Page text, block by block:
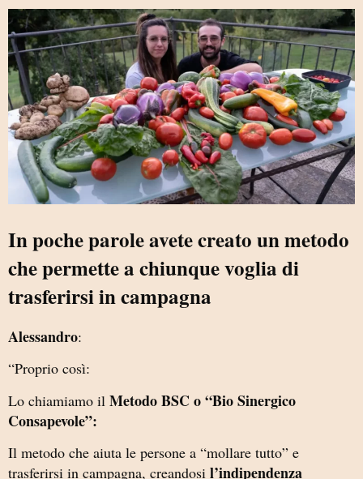
In poche parole avete creato un metodo
che permette a chiunque voglia di
trasferirsi in campagna
Alessandro:
“Proprio così:
Lo chiamiamo il Metodo BSC o “Bio Sinergico
Consapevole”:
Il metodo che aiuta le persone a “mollare tutto” e
trasferirsi in campagna, creandosi l’indipendenza